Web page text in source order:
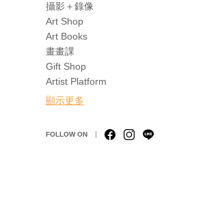
攝影＋錄像
Art Shop
Art Books
畫畫課
Gift Shop
Artist Platform
顯示更多
FOLLOW ON